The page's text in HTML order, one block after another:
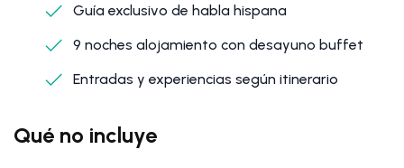
Guía exclusivo de habla hispana
9 noches alojamiento con desayuno buffet
Entradas y experiencias según itinerario
Qué no incluye